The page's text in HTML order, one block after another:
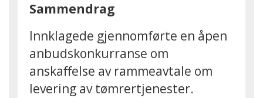
Sammendrag
Innklagede gjennomførte en åpen
anbudskonkurranse om
anskaffelse av rammeavtale om
levering av tømrertjenester.